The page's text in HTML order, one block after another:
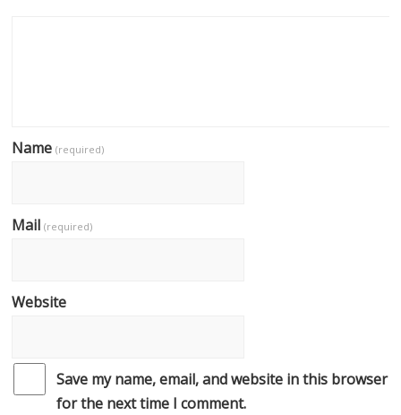
Name(required)
Mail(required)
Website
Save my name, email, and website in this browser
for the next time I comment.